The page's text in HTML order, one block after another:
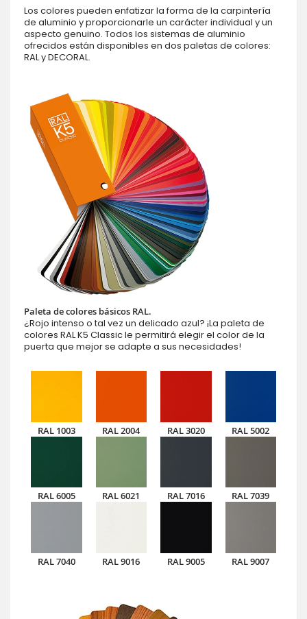
Los colores pueden enfatizar la forma de la carpintería
de aluminio y proporcionarle un carácter individual y un
aspecto genuino. Todos los sistemas de aluminio
ofrecidos están disponibles en dos paletas de colores:
RAL y DECORAL.
Paleta de colores básicos RAL.
¿Rojo intenso o tal vez un delicado azul? ¡La paleta de
colores RAL K5 Classic le permitirá elegir el color de la
puerta que mejor se adapte a sus necesidades!
RAL 1003 RAL 2004 RAL 3020 RAL 5002
RAL 6005 RAL 6021 RAL 7016 RAL 7039
RAL 7040 RAL 9016 RAL 9005 RAL 9007